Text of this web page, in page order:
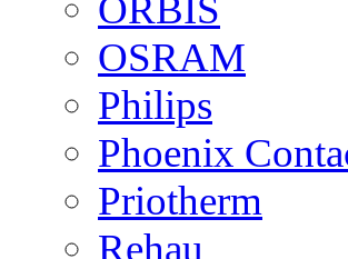
ORBIS
OSRAM
Philips
Phoenix
Priotherm
Rehau